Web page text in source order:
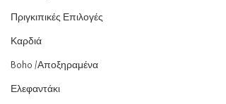
Πριγκιπικές Επιλογές
Καρδιά
Boho /Αποξηραμένα
Ελεφαντάκι